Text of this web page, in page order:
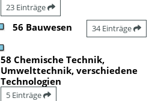
23 Einträge
56 Bauwesen 34 Einträge
58 Chemische Technik,
Umwelttechnik, verschiedene
Technologien
5 Einträge